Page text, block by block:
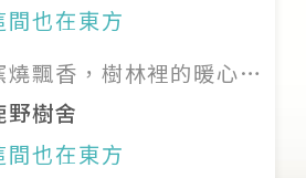
情形，旅宿有權終
索取賠償，且將報警
間也在東方
燒飄香，樹林裡的暖心屋
野樹舍
間也在東方